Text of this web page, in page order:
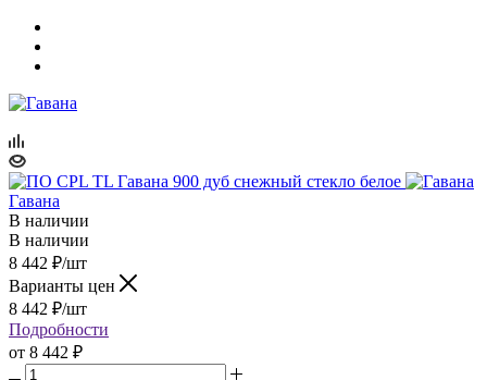
Гавана
В наличии
В наличии
8 442 ₽/шт
Варианты цен
8 442 ₽/шт
Подробности
от 8 442 ₽